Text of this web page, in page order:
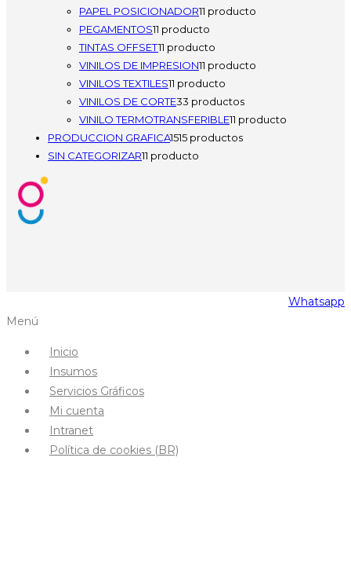
PAPEL POSICIONADOR11 producto
PEGAMENTOS11 producto
TINTAS OFFSET11 producto
VINILOS DE IMPRESION11 producto
VINILOS TEXTILES11 producto
VINILOS DE CORTE33 productos
VINILO TERMOTRANSFERIBLE11 producto
PRODUCCION GRAFICA1515 productos
SIN CATEGORIZAR11 producto
Whatsapp
Menú
Inicio
Insumos
Servicios Gráficos
Mi cuenta
Intranet
Política de cookies (BR)